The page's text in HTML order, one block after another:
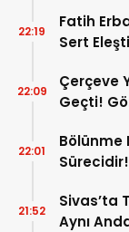
Fatih
Sert
22:19
Çerçeve
Geçti!
22:09
Bölünme
Sürecidir!
22:01
Sivas’ta
Aynı
21:52